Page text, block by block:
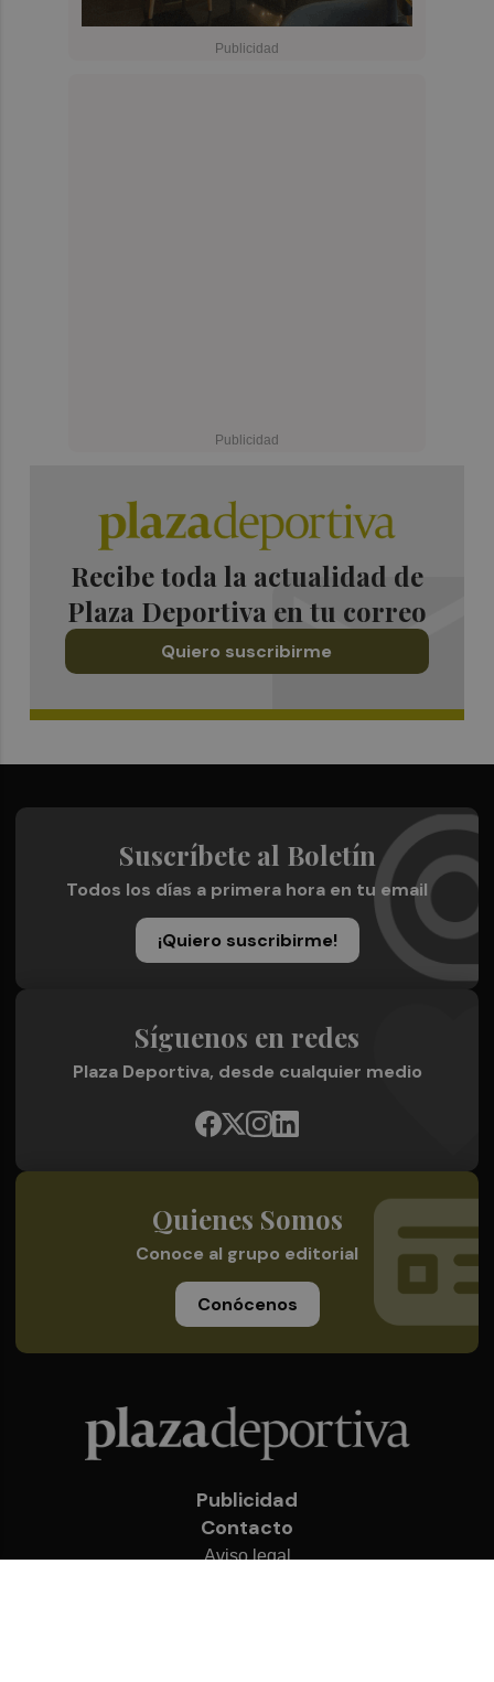
Recibe toda la actualidad de
Plaza Deportiva en tu correo
Quiero suscribirme
Suscríbete al Boletín
Todos los días a primera hora en tu email
¡Quiero suscribirme!
Síguenos en redes
Plaza Deportiva, desde cualquier medio
Quienes Somos
Conoce al grupo editorial
Conócenos
Publicidad
Contacto
Aviso legal